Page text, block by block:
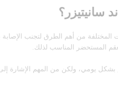
سانيتيزر؟
المستحضر المناسب لذلك.
بشكل يومي، ولكن من المهم